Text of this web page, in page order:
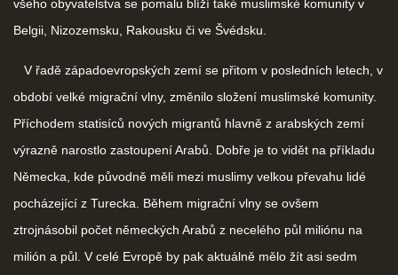
všeho obyvatelstva se pomalu blíží také muslimské komunity v
Belgii, Nizozemsku, Rakousku či ve Švédsku.
V řadě západoevropských zemí se přitom v posledních letech, v
období velké migrační vlny, změnilo složení muslimské komunity.
Příchodem statisíců nových migrantů hlavně z arabských zemí
výrazně narostlo zastoupení Arabů. Dobře je to vidět na příkladu
Německa, kde původně měli mezi muslimy velkou převahu lidé
pocházející z Turecka. Během migrační vlny se ovšem
ztrojnásobil počet německých Arabů z necelého půl miliónu na
milión a půl. V celé Evropě by pak aktuálně mělo žít asi sedm